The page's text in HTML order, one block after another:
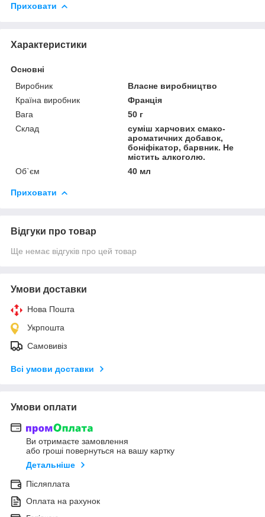
Приховати
Характеристики
Основні
Виробник
Власне виробництво
Країна виробник
Франція
Вага
50 г
Склад
суміш харчових смако-
ароматичних добавок,
боніфікатор, барвник. Не
містить алкоголю.
Об`єм
40 мл
Приховати
Відгуки про товар
Ще немає відгуків про цей товар
Умови доставки
Нова Пошта
Укрпошта
Самовивіз
Всі умови доставки
Умови оплати
Ви отримаєте замовлення
або гроші повернуться на вашу картку
Детальніше
Післяплата
Оплата на рахунок